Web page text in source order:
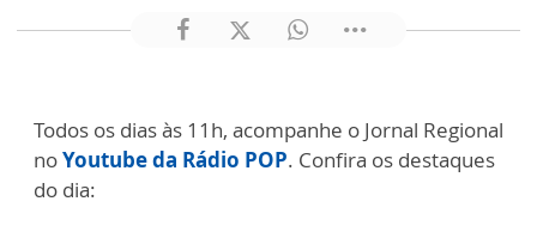
Todos os dias às 11h, acompanhe o Jornal Regional
noYoutube da Rádio POP. Confira os destaques
do dia: